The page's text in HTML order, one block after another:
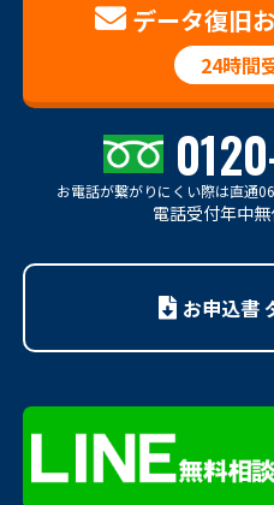
データ復旧
24時間
お電話が繋がりにくい際は直通
電話受付年中
お申込書